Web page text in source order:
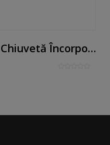
Baterie De Chiuvetă Încorporată Negru Mat